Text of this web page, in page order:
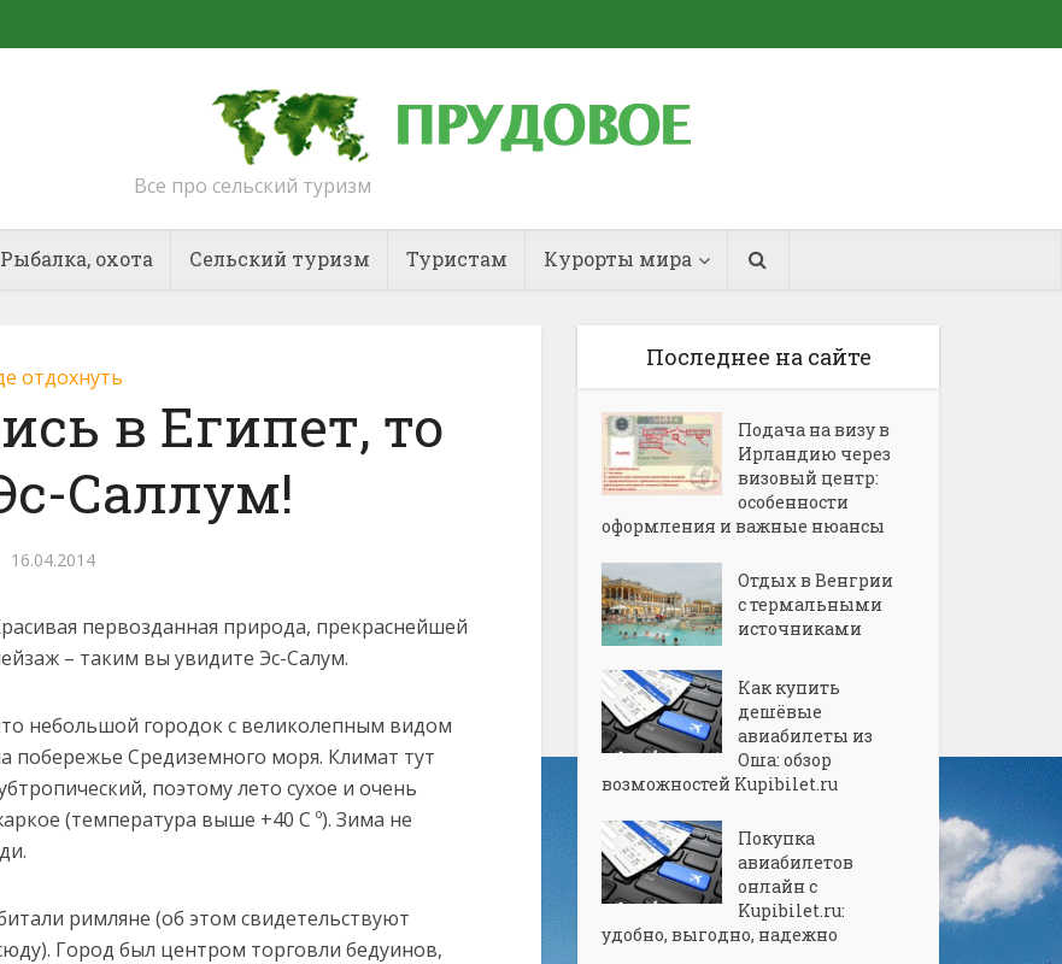
Все про сельский туризм
Рыбалка, охота Сельский туризм Туристам Курорты мира
отдохнуть
в Египет, то
Саллум!
16.04.2014
первозданная природа, прекраснейшей
– таким вы увидите Эс-Салум.
небольшой городок с великолепным видом
побережье Средиземного моря. Климат тут
поэтому лето сухое и очень
(температура выше +40 С º). Зима не
римляне (об этом свидетельствуют
Город был центром торговли бедуинов,
Последнее на сайте
Подача на визу в
Ирландию через
визовый центр:
особенности
оформления и важные нюансы
Отдых в Венгрии
с термальными
источниками
Как купить
дешёвые
авиабилеты из
Оша: обзор
возможностей Kupibilet.ru
Покупка
авиабилетов
онлайн с
Kupibilet.ru:
удобно, выгодно, надежно